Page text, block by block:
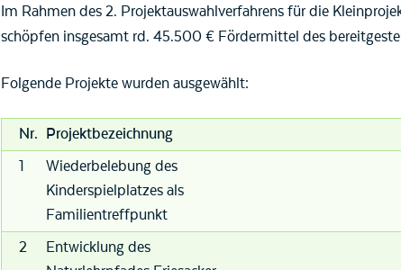
Im Rahmen des 2. Projektauswahlverfahrens für die
schöpfen insgesamt rd. 45.500 € Fördermittel des
Folgende Projekte wurden ausgewählt:
Nr. Projektbezeichnung
1
Wiederbelebung des
Kinderspielplatzes als
Familientreffpunkt
2
Entwicklung des